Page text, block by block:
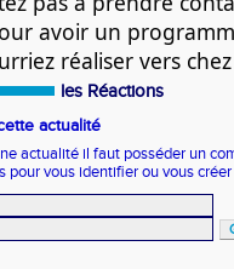
avoir un
réaliser vers
les Réactions
actualité
actualité il faut posséder un
pour vous identifier ou vous